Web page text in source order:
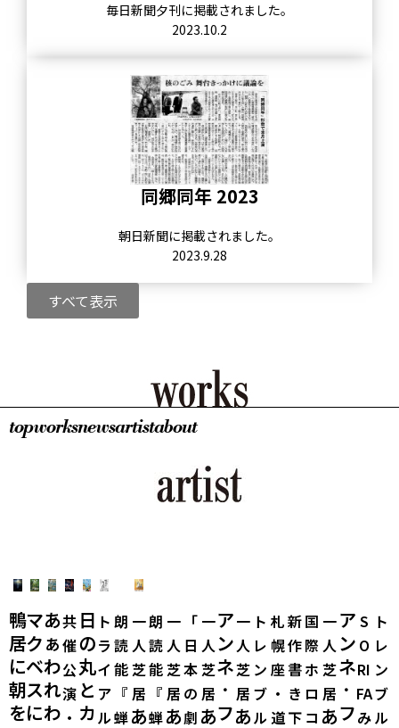
毎日新聞夕刊に掲載されました。
2023.10.2
同郷同年 2023
朝日新聞に掲載されました。
2023.9.28
すべて表示
topworksnewsartistabout
鴨
居
に
朝
を
マ
ク
ベ
ス
に
あ
ぁ
わ
れ
わ
共
催
公
演
・
日
の
丸
と
カ
ト
ラ
イ
ア
ル
朗
読
能
『
蝉
一
人
芝
居
あ
朗
読
能
『
蝉
一
人
芝
居
あ
「
日
本
の
劇
一
人
芝
居
あ
ア
ン
ネ
･
フ
一
人
芝
居
あ
ト
レ
ン
ブ
ル
札
幌
座
・
道
新
作
書
き
下
国
際
ホ
ロ
コ
一
人
芝
居
あ
ア
ン
ネ
･
フ
S
O
RI
FA
み
ト
レ
ン
ブ
ル